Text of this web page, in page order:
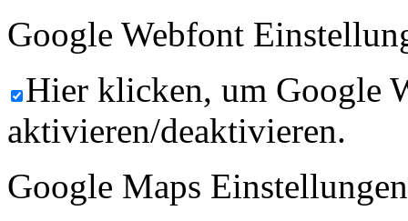
Google Webfont
Hier klicken, um Google
aktivieren/deaktivieren.
Google Maps